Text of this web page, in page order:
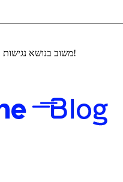
משוב בנושא נגישות נשלח בהצלחה, תודה על שיתוף הפעולה!